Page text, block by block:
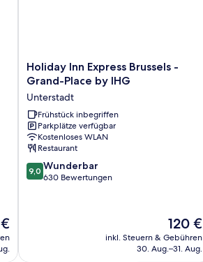
Holiday
Inn
Brussels
-
Grand-
Place
by
IHG
Unterstadt
Holiday Inn Express Brussels -
Grand-Place by IHG
Unterstadt
Frühstück inbegriffen
Parkplätze verfügbar
Kostenloses WLAN
Restaurant
9.0
von
9,0 Wunderbar
630 Bewertungen
Der
Preis
beträgt
120 €
inkl. Steuern & Gebühren
30. Aug.–31. Aug.